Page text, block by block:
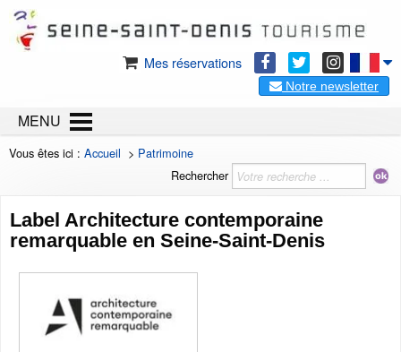
Mes réservations
Notre newsletter
MENU
Vous êtes ici : Accueil > Patrimoine
Rechercher
Label Architecture contemporaine
remarquable en Seine-Saint-Denis